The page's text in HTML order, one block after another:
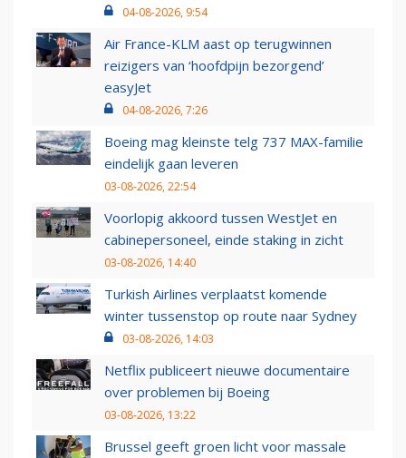
04-08-2026, 9:54
Air France-KLM aast op terugwinnen
reizigers van ‘hoofdpijn bezorgend’
easyJet
04-08-2026, 7:26
Boeing mag kleinste telg 737 MAX-familie
eindelijk gaan leveren
03-08-2026, 22:54
Voorlopig akkoord tussen WestJet en
cabinepersoneel, einde staking in zicht
03-08-2026, 14:40
Turkish Airlines verplaatst komende
winter tussenstop op route naar Sydney
03-08-2026, 14:03
Netflix publiceert nieuwe documentaire
over problemen bij Boeing
03-08-2026, 13:22
Brussel geeft groen licht voor massale